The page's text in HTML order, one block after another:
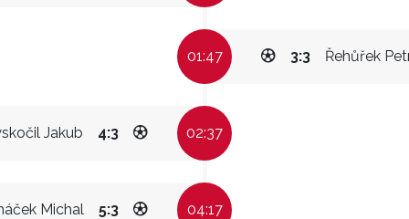
01:47 Řehůřek
3:3
Jakub 4:3 02:37
Michal 5:3 04:17